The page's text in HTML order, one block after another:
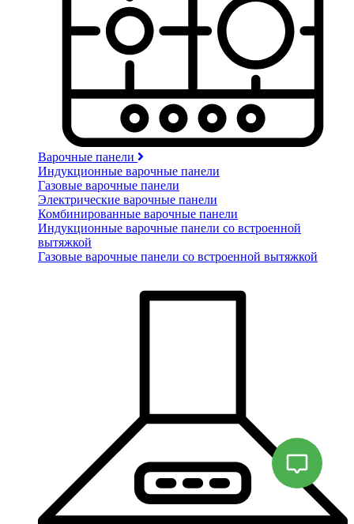
Варочные панели
Индукционные варочные панели
Газовые варочные панели
Электрические варочные панели
Комбинированные варочные панели
Индукционные варочные панели со встроенной
вытяжкой
Газовые варочные панели со встроенной вытяжкой